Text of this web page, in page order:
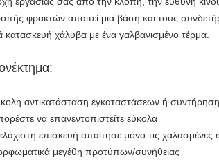
φρακτών απαιτεί μια βάση και τους
κατασκευή χάλυβα με ένα γαλβανισμένο τέρμα.
αντικατάσταση εγκαταστάσεων ή
να επανεντοπιστείτε εύκολα
επισκευή απαίτησε μόνο τις χαλασμένες
μεγέθη προτύπων/συνήθειας